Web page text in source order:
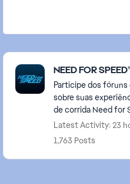
Featured Places
NEED FOR
Participe dos
sobre suas
de corrida Need for
Latest Activity: 23
1,763 Posts